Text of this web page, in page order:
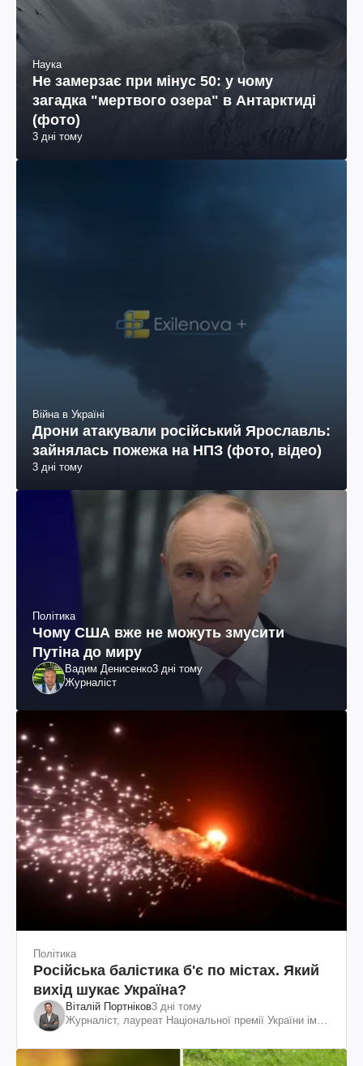
Наука
Не замерзає при мінус 50: у чому
загадка "мертвого озера" в Антарктиді
(фото)
3 дні тому
Війна в Україні
Дрони атакували російський Ярославль:
зайнялась пожежа на НПЗ (фото, відео)
3 дні тому
Політика
Чому США вже не можуть змусити
Путіна до миру
Вадим Денисенко3 дні тому
Журналіст
Політика
Російська балістика б'є по містах. Який
вихід шукає Україна?
Віталій Портніков3 дні тому
Журналіст, лауреат Національної премії України ім.